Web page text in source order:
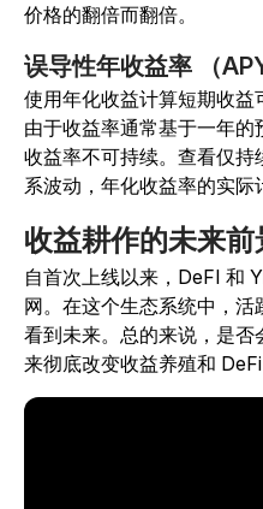
价格的翻倍而翻倍。
误导性年收益率 （APY
使用年化收益计算短期收益
由于收益率通常基于一年
收益率不可持续。查看仅
系波动，年化收益率的实际
收益耕作的未来前
自首次上线以来，DeFI 和
网。在这个生态系统中，
看到未来。总的来说，是
来彻底改变收益养殖和